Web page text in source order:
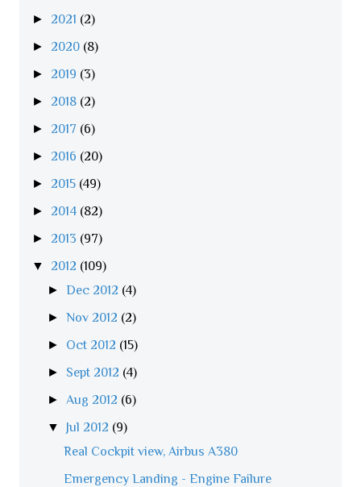
► 2021 (2)
► 2020 (8)
► 2019 (3)
► 2018 (2)
► 2017 (6)
► 2016 (20)
► 2015 (49)
► 2014 (82)
► 2013 (97)
▼ 2012 (109)
►Dec 2012 (4)
►Nov 2012 (2)
► Oct 2012 (15)
► Sept 2012 (4)
► Aug 2012 (6)
▼ Jul 2012 (9)
Real Cockpit view, Airbus A380
Emergency Landing - Engine Failure